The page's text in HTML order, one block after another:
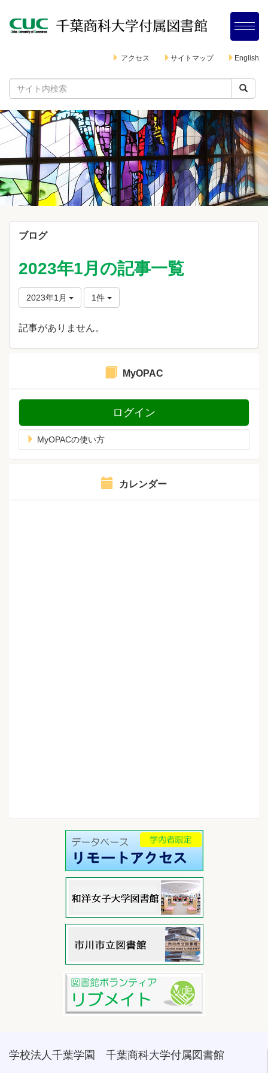
アクセス サイトマップ English
ブログ
2023年1月の記事一覧
2023年1月 1件
記事がありません。
MyOPAC
ログイン
MyOPACの使い方
カレンダー
学校法人千葉学園 千葉商科大学付属図書館